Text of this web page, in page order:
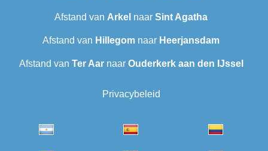
Afstand van Arkel naar Sint Agatha
Afstand van Hillegom naar Heerjansdam
Afstand van Ter Aar‎naar Ouderkerk aan den IJssel
Privacybeleid